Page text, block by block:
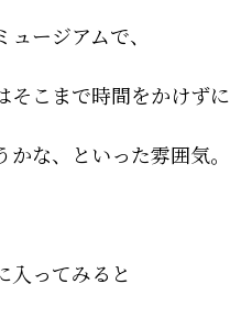
ージアムで、
そこまで時間をかけずに
かな、といった雰囲気。
入ってみると